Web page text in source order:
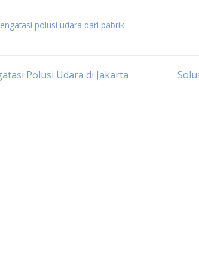
polusi udara dari pabrik
Polusi Udara di Jakarta